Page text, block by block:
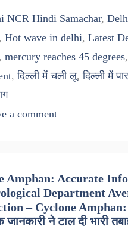
NCR Hindi Samachar,
, Hot wave in delhi, Latest
, mercury reaches 45 degrees,
,दिल्ली में चली लू,दिल्ली में
a comment
Amphan: Accurate
Department
– Cyclone Amphan:
ने टाल दी भारी